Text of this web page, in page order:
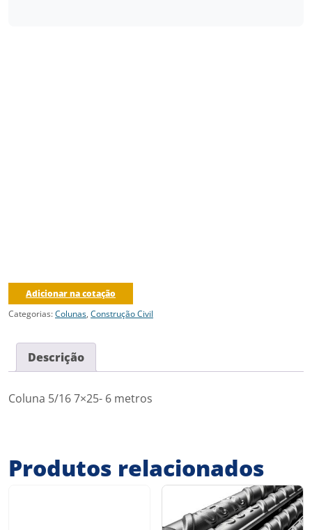
Adicionar na cotação
Categorias:Colunas, Construção Civil
Descrição
Coluna 5/16 7×25- 6 metros
Produtos relacionados